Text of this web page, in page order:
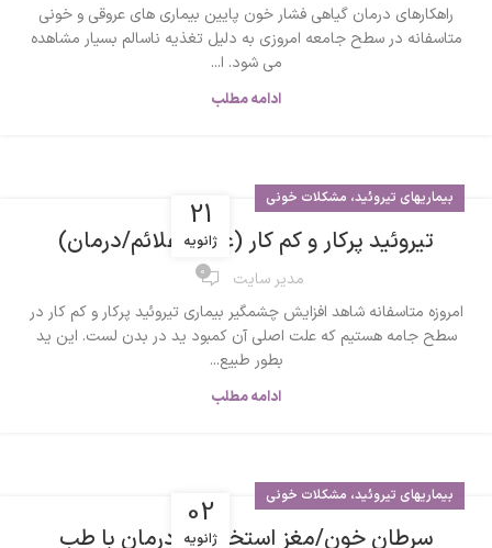
راهکارهای درمان گیاهی فشار خون پایین بیماری های عروقی و خونی
متاسفانه در سطح جامعه امروزی به دلیل تغذیه ناسالم بسیار مشاهده
می شود. ا...
ادامه مطلب
21
ژانویه
بیماریهای تیروئید، مشکلات خونی
تیروئید پرکار و کم کار (علت/ علائم/درمان)
مدیر سایت 0
امروزه متاسفانه شاهد افزایش چشمگیر بیماری تیروئید پرکار و کم کار در
سطح جامه هستیم که علت اصلی آن کمبود ید در بدن لست. این ید
بطور طبیع...
ادامه مطلب
02
ژانویه
بیماریهای تیروئید، مشکلات خونی
سرطان خون/مغز استخوان و درمان با طب